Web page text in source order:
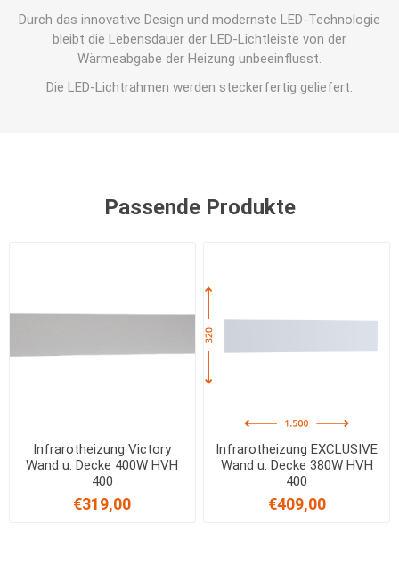
Durch das innovative Design und modernste LED-Technologie
bleibt die Lebensdauer der LED-Lichtleiste von der
Wärmeabgabe der Heizung unbeeinflusst.
Die LED-Lichtrahmen werden steckerfertig geliefert.
Passende Produkte
Infrarotheizung Victory
Wand u. Decke 400W HVH
400
€319,00
Infrarotheizung EXCLUSIVE
Wand u. Decke 380W HVH
400
€409,00